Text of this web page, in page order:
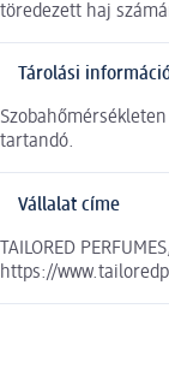
töredezett haj
Tárolási
tartandó.
Vállalat címe
TAILORED
https://